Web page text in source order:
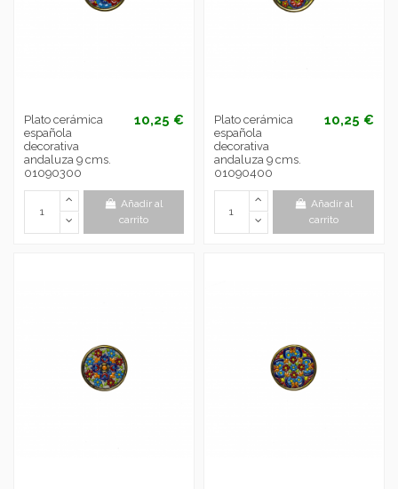
Plato cerámica
española
decorativa
andaluza 9 cms.
01090300
10,25 €
Añadir al
carrito
Plato cerámica
española
decorativa
andaluza 9 cms.
01090400
10,25 €
Añadir al
carrito